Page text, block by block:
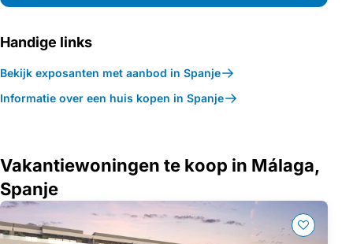
Handige links
Bekijk exposanten met aanbod in Spanje
Informatie over een huis kopen in Spanje
Vakantiewoningen te koop in Málaga,
Spanje